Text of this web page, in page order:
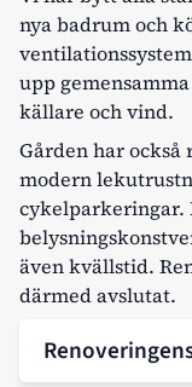
nya badrum och
upp
källare och vind.
Gården har också
modern
cykelparkeringar.
även kvällstid.
därmed avslutat.